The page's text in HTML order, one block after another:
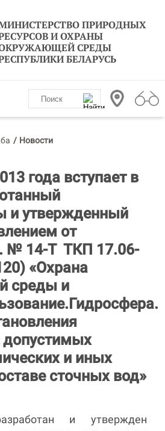
ПРИРОДНЫХ
И ОХРАНЫ
СРЕДЫ
БЕЛАРУСЬ
/ Новости
года вступает в
и утвержденный
от
№ 14-Т ТКП 17.06-
«Охрана
среды и
и иных
сточных вод»
и утвержден